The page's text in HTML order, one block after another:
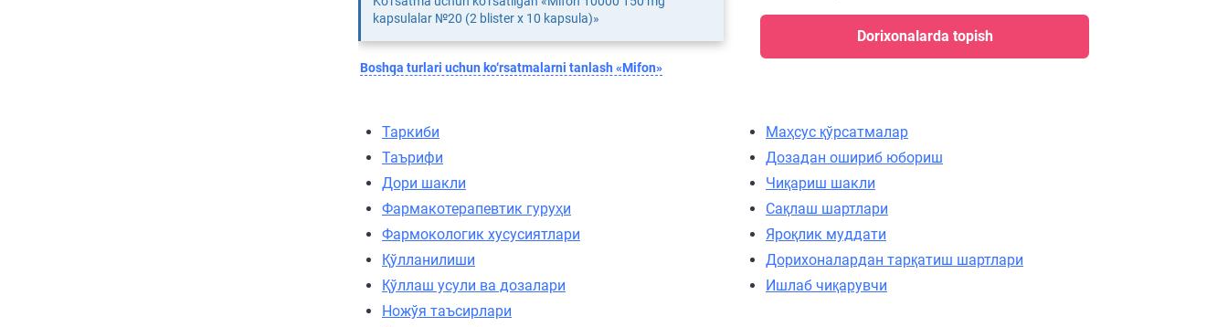
Dorixonalarda topish
kapsulalar №20 (2 blister х 10 kapsula)»
Boshqa turlari uchun ko‘rsatmalarni tanlash «Mifon»
Таркиби
Таърифи
Дори шакли
Фармакотерапевтик гуруҳи
Фармокологик хусусиятлари
Қўлланилиши
Қўллаш усули ва дозалари
Ножўя таъсирлари
Маҳсус қўрсатмалар
Дозадан ошириб юбориш
Чиқариш шакли
Сақлаш шартлари
Яроқлик муддати
Дорихоналардан тарқатиш шартлари
Ишлаб чиқарувчи